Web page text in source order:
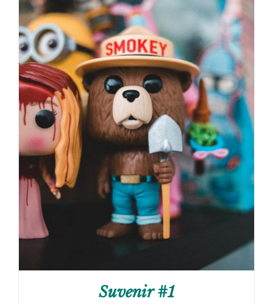
Suvenir #1